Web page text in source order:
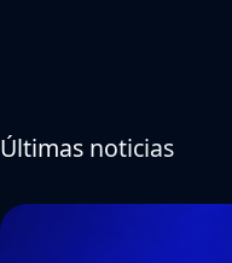
Últimas noticias